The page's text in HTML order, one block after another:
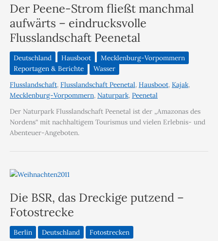
Der Peene-Strom fließt manchmal
aufwärts – eindrucksvolle
Flusslandschaft Peenetal
Deutschland Hausboot
Mecklenburg-Vorpommern
Reportagen & Berichte
Wasser
Flusslandschaft, Flusslandschaft Peenetal, Hausboot, Kajak,
Mecklenburg-Vorpommern, Naturpark, Peenetal
Der Naturpark Flusslandschaft Peenetal ist der „Amazonas des
Nordens“ mit nachhaltigem Tourismus und vielen Erlebnis- und
Abenteuer-Angeboten.
Die BSR, das Dreckige putzend –
Fotostrecke
Berlin Deutschland
Fotostrecken